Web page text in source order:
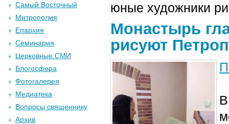
юные художники
Монастырь
рисуют
Самый Восточный
Митрополия
Епархия
Семинария
Церковные СМИ
Блогосфера
Фотогалерея
Медиатека
Вопросы священнику
Архив